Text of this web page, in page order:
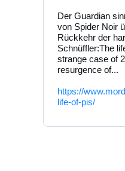
Der Guardian
von Spider Noir
Rückkehr der
Schnüffler:The
strange case of
resurgence of...
https://
life-of-pis/